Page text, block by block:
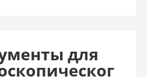
для